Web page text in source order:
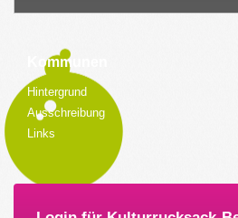
Kommunen
Hintergrund
Ausschreibung
Links